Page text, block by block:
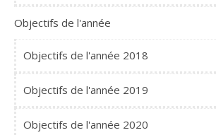
Objectifs de l'année
Objectifs de l'année 2018
Objectifs de l'année 2019
Objectifs de l'année 2020